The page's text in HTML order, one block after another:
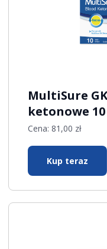
MultiSure
ketonowe
Cena:81,00 zł
Kup teraz